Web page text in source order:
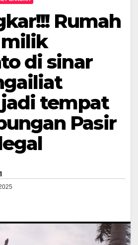
Rumah
di sinar
tempat
Pasir